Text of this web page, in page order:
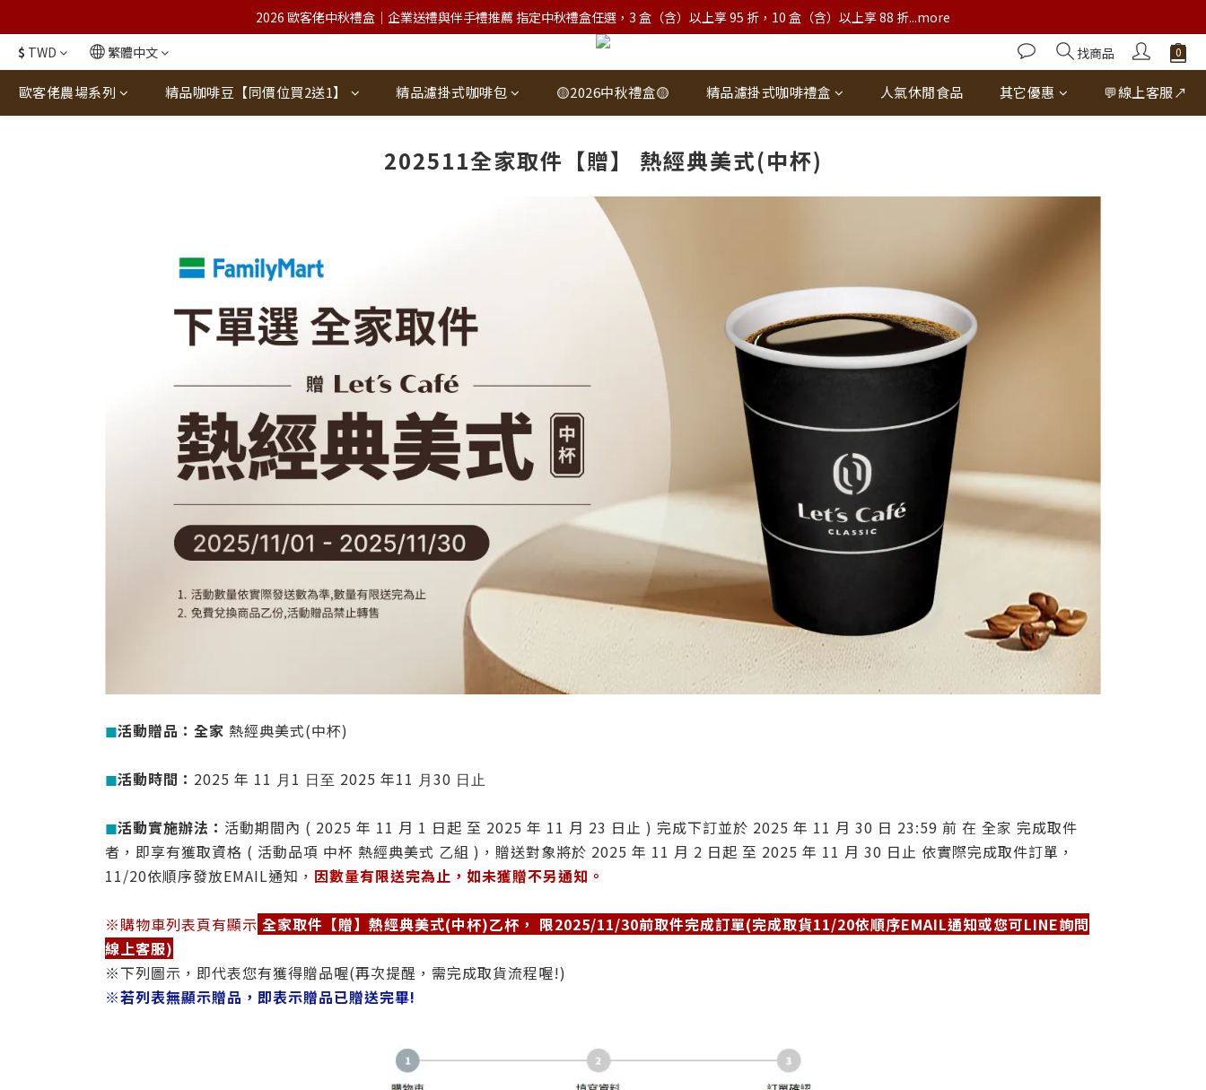
2026 歐客佬中秋禮盒｜企業送禮與伴手禮推薦 指定中秋禮盒任選，3 盒（含）以上享 95 折，10 盒（含）以上享 88 折...more
$ TWD 繁體中文 找商品
歐客佬農場系列 精品咖啡豆【同價位買2送1】 精品濾掛式咖啡包 🟡2026中秋禮盒🟡 精品濾掛式咖啡禮盒 人氣休閒食品 其它優惠 💬線上客服↗
202511全家取件【贈】 熱經典美式(中杯)
◼︎活動贈品：全家 熱經典美式(中杯)
◼︎活動時間： 2025 年 11 ⽉1 ⽇⾄ 2025 年11 ⽉30 ⽇⽌
◼︎活動實施辦法： 活動期間內 ( 2025 年 11 月 1 日起 至 2025 年 11 月 23 日止 ) 完成下訂並於 2025 年 11 月 30 日 23:59 前 在 全家 完成取件
者，即享有獲取資格 ( 活動品項 中杯 熱經典美式 乙組 )，贈送對象將於 2025 年 11 月 2 日起 至 2025 年 11 月 30 日止 依實際完成取件訂單，
11/20依順序發放EMAIL通知， 因數量有限送完為止，如未獲贈不另通知。
※購物車列表頁有顯示 全家取件【贈】熱經典美式(中杯)乙杯， 限2025/11/30前取件完成訂單(完成取貨11/20依順序EMAIL通知或您可LINE詢問
線上客服)
※下列圖示，即代表您有獲得贈品喔(再次提醒，需完成取貨流程喔!)
※若列表無顯示贈品，即表示贈品已贈送完畢!